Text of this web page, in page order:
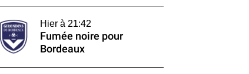
Hier à 21:42
Fumée noire pour
Bordeaux